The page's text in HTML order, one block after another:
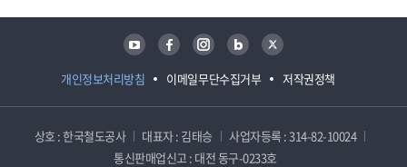
개인정보처리방침 이메일무단수집거부 저작권정책
유튜브 페이스북 인스타그램 블로그 트위터
상호 : 한국철도공사 대표자 : 김태승
사업자등록 : 314-82-10024
통신판매업신고 : 대전 동구-0233호